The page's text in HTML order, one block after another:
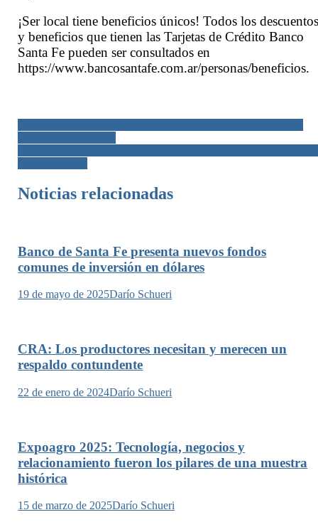
¡Ser local tiene beneficios únicos! Todos los
y beneficios que tienen las Tarjetas de Crédito Banco
Santa Fe pueden ser consultados en
https://www.bancosantafe.com.ar/personas/beneficios.
Navegación
de
entradas
Noticias relacionadas
Banco de Santa Fe presenta nuevos fondos
comunes de inversión en dólares
19 de mayo de 2025Darío Schueri
CRA: Los productores necesitan y merecen un
respaldo contundente
22 de enero de 2024Darío Schueri
Expoagro 2025: Tecnología, negocios y
relacionamiento fueron los pilares de una muestra
histórica
15 de marzo de 2025Darío Schueri